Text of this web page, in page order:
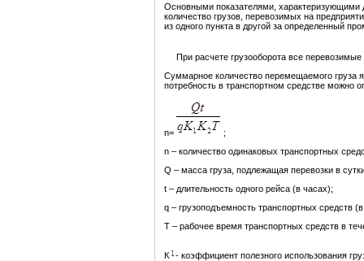
Основными показателями, характеризующими
количество грузов, перевозимых на
из одного пункта в другой за определенный
При расчете грузооборота все
Суммарное количество перемещаемого груза
потребность в транспортном средстве можно
n=
;
n – количество одинаковых транспортных
Q – масса груза, подлежащая перевозки в
t – длительность одного рейса (в часах);
q – грузоподъемность транспортных средств
Т – рабочее время транспортных средств в
К - коэффициент полезного использования